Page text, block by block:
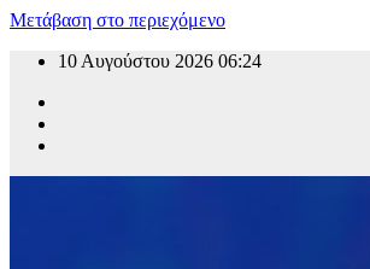
Μετάβαση στο περιεχόμενο
10 Αυγούστου 2026 06:24